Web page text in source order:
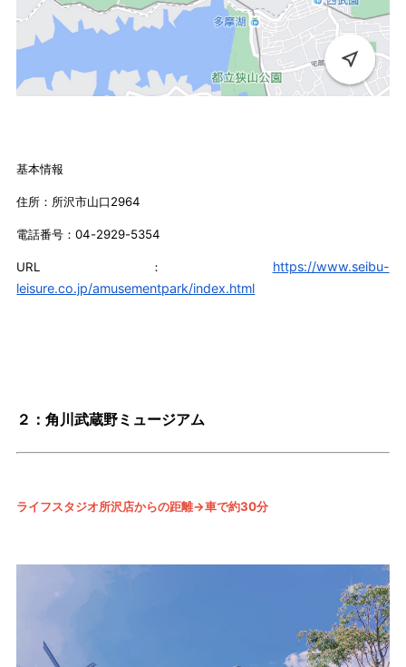
基本情報
住所：所沢市山口2964
電話番号：04-2929-5354
URL： https://www.seibu-
leisure.co.jp/amusementpark/index.html
２：角川武蔵野ミュージアム
ライフスタジオ所沢店からの距離→車で約30分